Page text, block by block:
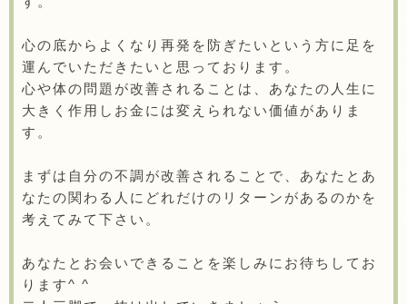
心の底からよくなり再発を防ぎたいという方に足を
運んでいただきたいと思っております。
心や体の問題が改善されることは、あなたの人生に
大きく作用しお金には変えられない価値がありま
す。
まずは自分の不調が改善されることで、あなたとあ
なたの関わる人にどれだけのリターンがあるのかを
考えてみて下さい。
あなたとお会いできることを楽しみにお待ちしてお
ります^ ^